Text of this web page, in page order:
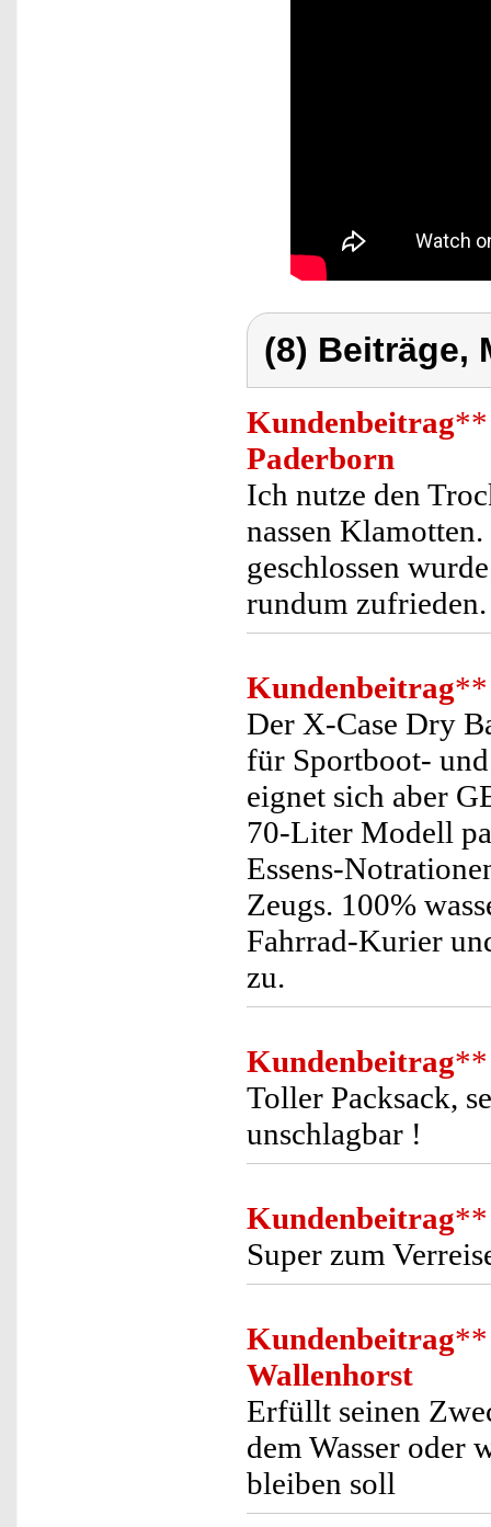
(8) Beiträge,
Kundenbeitrag**
Paderborn
Ich nutze den
nassen
geschlossen
rundum zufrieden.
Kundenbeitrag**
Der X-Case Dry
für Sportboot-
eignet sich aber
70-Liter Modell
Essens-
Zeugs. 100%
Fahrrad-Kurier
zu.
Kundenbeitrag**
Toller Packsack,
unschlagbar !
Kundenbeitrag**
Super zum
Kundenbeitrag**
Wallenhorst
Erfüllt seinen
dem Wasser oder
bleiben soll